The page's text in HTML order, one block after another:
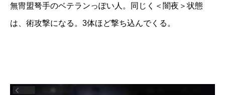
無冑盟弩手のベテランっぽい人。同じく＜闇夜＞状態
は、術攻撃になる。3体ほど撃ち込んでくる。